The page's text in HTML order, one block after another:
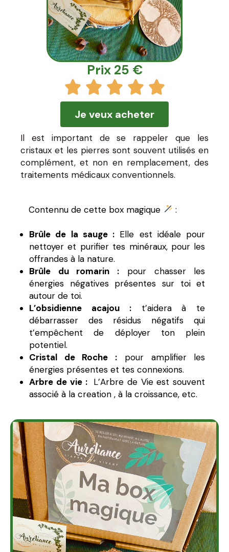
Prix 25 €
Je veux acheter
Il est important de se rappeler que les
cristaux et les pierres sont souvent utilisés en
complément, et non en remplacement, des
traitements médicaux conventionnels.
Contennu de cette box magique :
Brûle de la sauge : Elle est idéale pour
nettoyer et purifier tes minéraux, pour les
offrandes à la nature.
Brûle du romarin : pour chasser les
énergies négatives présentes sur toi et
autour de toi.
L’obsidienne acajou :t’aidera à te
débarrasser des résidus négatifs qui
t’empêchent de déployer ton plein
potentiel.
Cristal de Roche : pour amplifier les
énergies présentes et tes connexions.
Arbre de vie : L’Arbre de Vie est souvent
associé à la creation , à la croissance, etc.